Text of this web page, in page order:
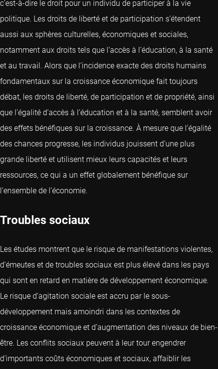
c’est-à-dire le droit pour un individu de participer à la vie
politique. Les droits de liberté et de participation s’étendent
aussi aux sphères culturelles, économiques et sociales,
notamment aux droits tels que l’accès à l’éducation, à la santé
et au travail. Alors que l’incidence exacte des droits humains
fondamentaux sur la croissance économique fait toujours
débat, les droits de liberté, de participation et de propriété, ainsi
que l’égalité d’accès à l’éducation et à la santé, semblent avoir
des effets bénéfiques sur la croissance. À mesure que l’égalité
des chances progresse, les individus jouissent d’une plus
grande liberté et utilisent mieux leurs capacités et leurs
ressources, ce qui a un effet globalement bénéfique sur
l’ensemble de l’économie.
Troubles sociaux
Les études montrent que le risque de manifestations violentes,
d’émeutes et de troubles sociaux est plus élevé dans les pays
qui sont en retard en matière de développement économique.
Le risque d’agitation sociale est accru par le sous-
développement mais amoindri dans les contextes de
croissance économique et d’augmentation des niveaux de bien-
être. Les conflits sociaux peuvent à leur tour engendrer
d’importants coûts économiques et sociaux, affaiblir les